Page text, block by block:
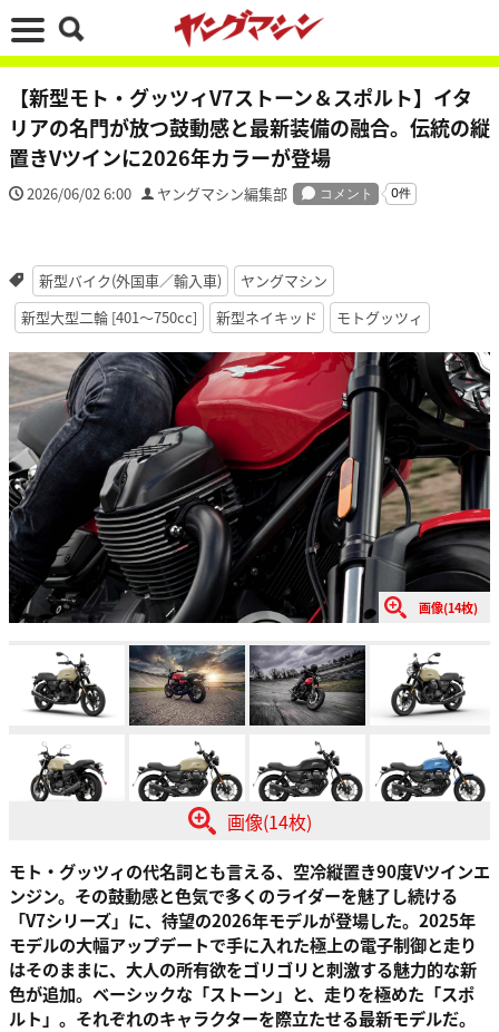
【新型モト・グッツィV7ストーン＆スポルト】イタ
リアの名門が放つ鼓動感と最新装備の融合。伝統の縦
置きVツインに2026年カラーが登場
2026/06/02 6:00 ヤングマシン編集部
新型バイク(外国車／輸入車)
ヤングマシン
新型大型二輪 [401〜750cc]
新型ネイキッド モトグッツィ
画像(14枚)
画像(14枚)
モト・グッツィの代名詞とも言える、空冷縦置き90度Vツインエ
ンジン。その鼓動感と色気で多くのライダーを魅了し続ける
「V7シリーズ」に、待望の2026年モデルが登場した。2025年
モデルの大幅アップデートで手に入れた極上の電子制御と走り
はそのままに、大人の所有欲をゴリゴリと刺激する魅力的な新
色が追加。ベーシックな「ストーン」と、走りを極めた「スポ
ルト」。それぞれのキャラクターを際立たせる最新モデルだ。